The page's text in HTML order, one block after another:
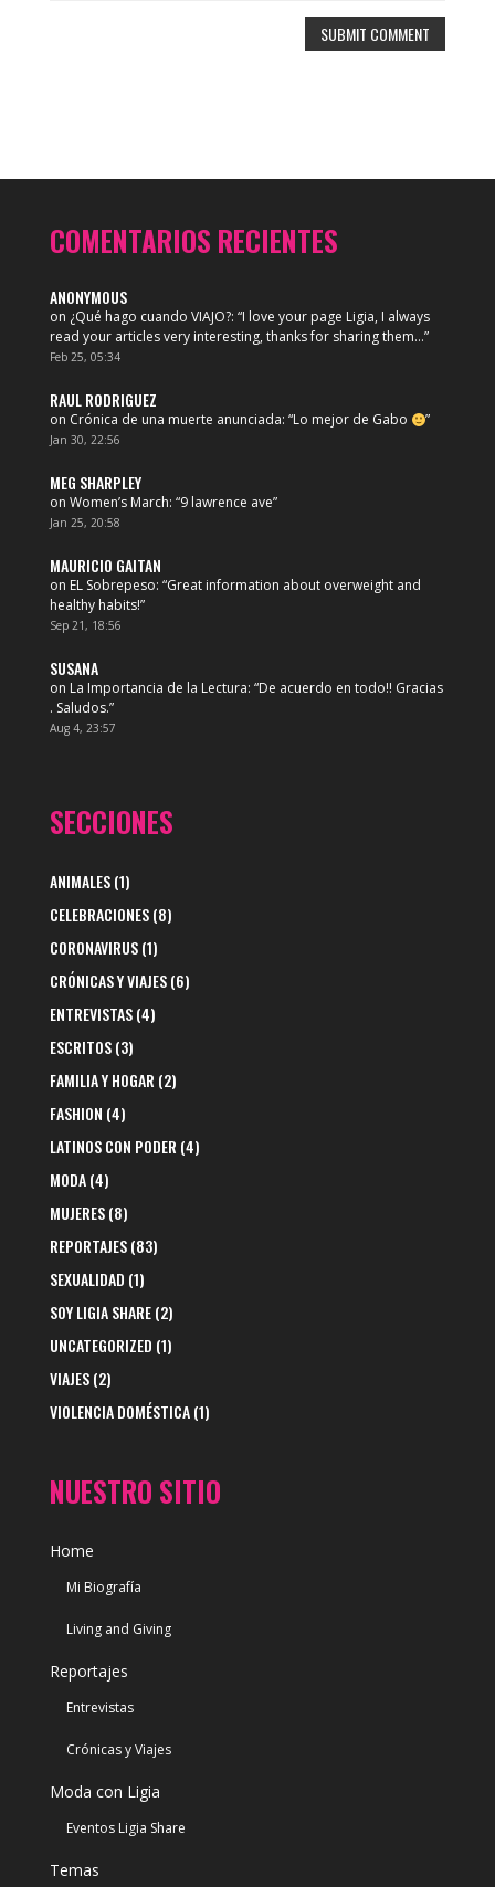
COMENTARIOS RECIENTES
ANONYMOUS
on ¿Qué hago cuando VIAJO?: “I love your page Ligia, I always
read your articles very interesting, thanks for sharing them…”
Feb 25, 05:34
RAUL RODRIGUEZ
on Crónica de una muerte anunciada: “Lo mejor de Gabo ”
Jan 30, 22:56
MEG SHARPLEY
on Women’s March: “9 lawrence ave”
Jan 25, 20:58
MAURICIO GAITAN
on EL Sobrepeso: “Great information about overweight and
healthy habits!”
Sep 21, 18:56
SUSANA
on La Importancia de la Lectura: “De acuerdo en todo!! Gracias
. Saludos.”
Aug 4, 23:57
SECCIONES
ANIMALES(1)
CELEBRACIONES(8)
CORONAVIRUS(1)
CRÓNICAS Y VIAJES(6)
ENTREVISTAS(4)
ESCRITOS(3)
FAMILIA Y HOGAR (2)
FASHION (4)
LATINOS CON PODER (4)
MODA(4)
MUJERES(8)
REPORTAJES(83)
SEXUALIDAD (1)
SOY LIGIA SHARE(2)
UNCATEGORIZED (1)
VIAJES(2)
VIOLENCIA DOMÉSTICA(1)
NUESTRO SITIO
Home
Mi Biografía
Living and Giving
Reportajes
Entrevistas
Crónicas y Viajes
Moda con Ligia
Eventos Ligia Share
Temas